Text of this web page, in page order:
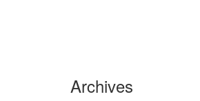
Archives